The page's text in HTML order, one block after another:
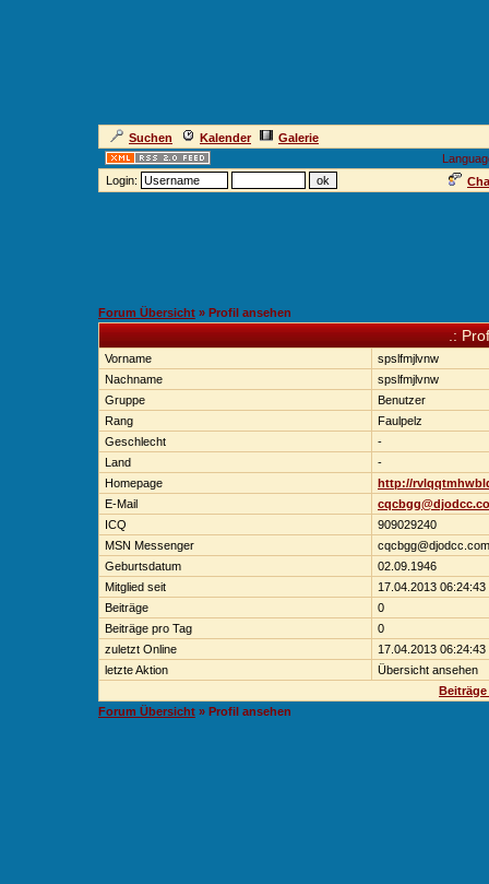
Suchen Kalender
Galerie
Login:
Forum Übersicht » Profil ansehen
.:
Vorname
spslfmjlvnw
Nachname
spslfmjlvnw
Gruppe
Benutzer
Rang
Faulpelz
Geschlecht
-
Land
-
Homepage
http://
E-Mail
ICQ
909029240
MSN Messenger
cqcbgg@djodcc.com
Geburtsdatum
02.09.1946
Mitglied seit
17.04.2013 06:24:43
Beiträge
0
Beiträge pro Tag
0
zuletzt Online
17.04.2013 06:24:43
letzte Aktion
Übersicht ansehen
Forum Übersicht » Profil ansehen